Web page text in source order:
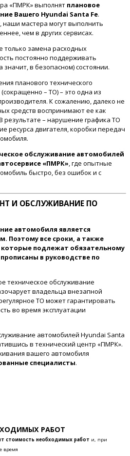
«ПМРК» выполнят плановое
Вашего Hyundai Santa Fe.
наши мастера могут выполнить
чем в других сервисах.
только замена расходных
постоянно поддерживать
в безопасном) состоянии.
планового технического
– ТО) – это одна из
К сожалению, далеко не
средств воспринимают ее как
результате – нарушение графика ТО
ресурса двигателя, коробки передач
обслуживание автомобилей
«ПМРК», где опытные
быстро, без ошибок и с
И ОБСЛУЖИВАНИЕ ПО
автомобиля является
Поэтому все сроки, а также
подлежат обязательному
в руководстве по
техническое обслуживание
владельца внезапной
ТО может гарантировать
во время эксплуатации
автомобилей Hyundai Santa
в технический центр «ПМРК».
вашего автомобиля
специалисты.
РАБОТ
стоимость необходимых работ и, при
время